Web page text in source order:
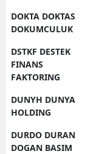
DOKTA DOKTAS
DOKUMCULUK
DSTKF DESTEK
FINANS
FAKTORING
DUNYH DUNYA
HOLDING
DURDO DURAN
DOGAN BASIM